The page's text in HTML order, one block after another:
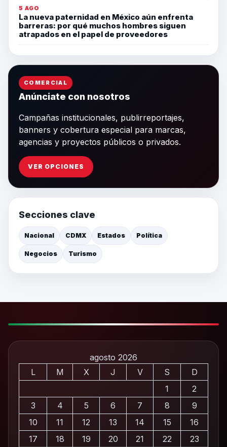
5 AGO
La nueva paternidad en México aún enfrenta
barreras: por qué muchos hombres siguen
atrapados en el papel de proveedores
COMERCIAL
Anúnciate con nosotros
Campañas institucionales, publirreportajes,
banners y cobertura especial para marcas,
agencias y proyectos públicos o privados.
VER OPCIONES
Secciones clave
Nacional CDMX Estados Política
Negocios Turismo
agosto 2026
L
M X J V S
D
1
2
3
4 5 6 7 8
9
10
11 12 13 14 15
16
17
18 19 20 21 22
23